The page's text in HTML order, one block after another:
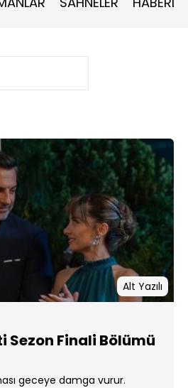
durumdan şüphelenecek, Nilay
aslını öğrenmeye çalışacaksa
Alt Yazılı
Sezon Finali Bölümü
geceye damga vurur.